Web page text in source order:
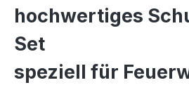
hochwertiges
Set
speziell für